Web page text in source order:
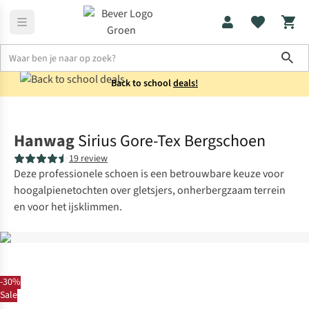
Back to schooldeals!
-30%
Sale
HanwagSirius Gore-Tex Bergschoen
19 review
Deze professionele schoen is een betrouwbare keuze voor
hoogalpienetochten over gletsjers, onherbergzaam terrein
en voor het ijsklimmen.